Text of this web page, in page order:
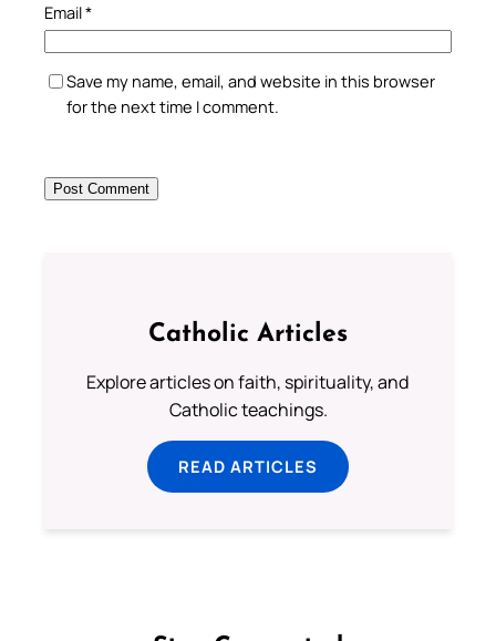
Email*
Save my name, email, and website in this browser
for the next time I comment.
Catholic Articles
Explore articles on faith, spirituality, and
Catholic teachings.
READ ARTICLES